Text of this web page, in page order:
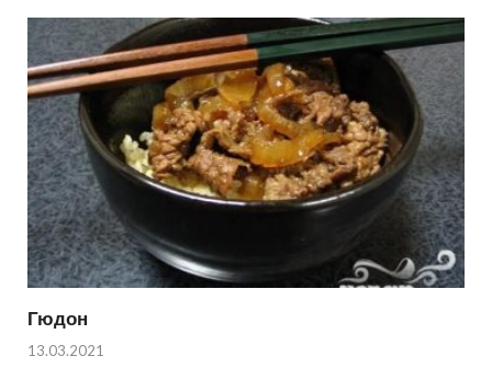
Гюдон
13.03.2021